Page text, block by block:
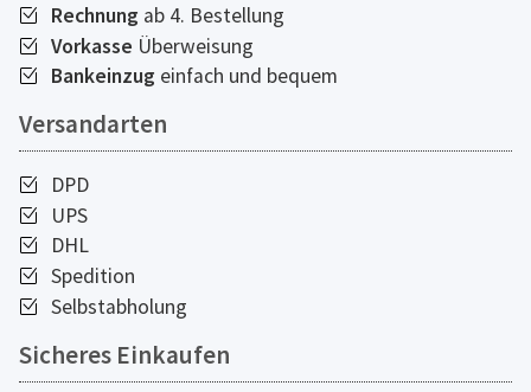
Rechnung ab 4. Bestellung
Vorkasse Überweisung
Bankeinzug einfach und bequem
Versandarten
DPD
UPS
DHL
Spedition
Selbstabholung
Sicheres Einkaufen